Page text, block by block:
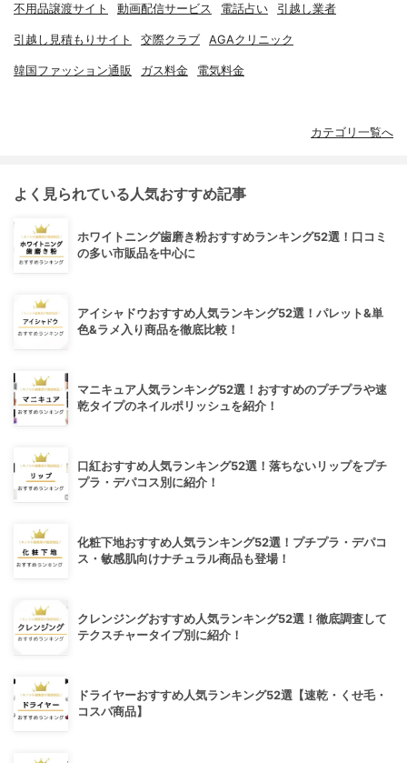
不用品譲渡サイト 動画配信サービス 電話占い 引越し業者
引越し見積もりサイト 交際クラブ AGAクリニック
韓国ファッション通販 ガス料金 電気料金
カテゴリ一覧へ
よく見られている人気おすすめ記事
ホワイトニング歯磨き粉おすすめランキング52選！口コミ
の多い市販品を中心に
アイシャドウおすすめ人気ランキング52選！パレット&単
色&ラメ入り商品を徹底比較！
マニキュア人気ランキング52選！おすすめのプチプラや速
乾タイプのネイルポリッシュを紹介！
口紅おすすめ人気ランキング52選！落ちないリップをプチ
プラ・デパコス別に紹介！
化粧下地おすすめ人気ランキング52選！プチプラ・デパコ
ス・敏感肌向けナチュラル商品も登場！
クレンジングおすすめ人気ランキング52選！徹底調査して
テクスチャータイプ別に紹介！
ドライヤーおすすめ人気ランキング52選【速乾・くせ毛・
コスパ商品】